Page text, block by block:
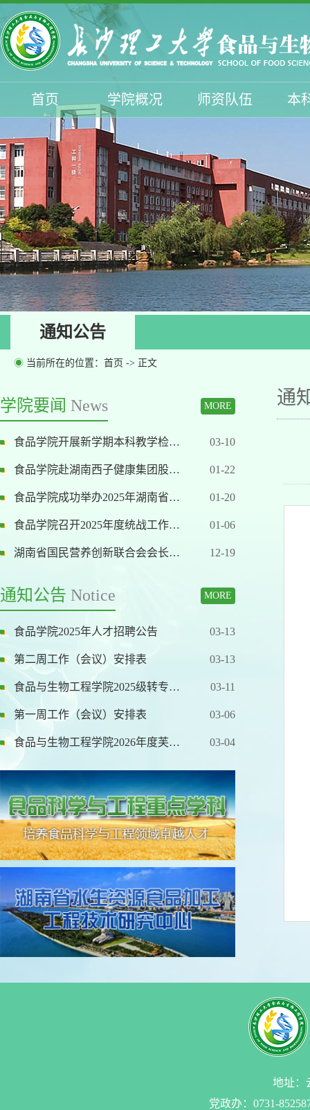
首页 学院概况 师资队伍 本
学生工作 招生工作
通知公告
◉ 当前所在的位置： 首页 -> 正文
学院要闻 News MORE
食品学院开展新学期本科教学检… 03-10
食品学院赴湖南西子健康集团股… 01-22
食品学院成功举办2025年湖南省… 01-20
食品学院召开2025年度统战工作… 01-06
湖南省国民营养创新联合会会长… 12-19
通知公告 Notice MORE
食品学院2025年人才招聘公告 03-13
第二周工作（会议）安排表 03-13
食品与生物工程学院2025级转专… 03-11
第一周工作（会议）安排表 03-06
食品与生物工程学院2026年度芙… 03-04
通
地址：
党政办：0731-